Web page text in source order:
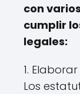
con
cumplir
legales:
1.
Los